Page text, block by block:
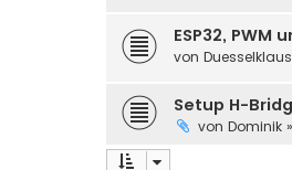
ESP32, PWM
von Duesselklaus
Setup H-
von Dominik »